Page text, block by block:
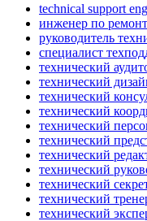
technical support
инженер по
руководитель
специалист
технический
технический
технический
технический
технический
технический
технический
технический
технический
технический
технический